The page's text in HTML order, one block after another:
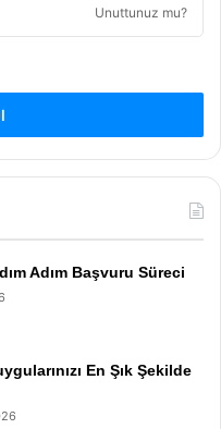
Unuttunuz mu?
Adım Başvuru Süreci
En Şık Şekilde